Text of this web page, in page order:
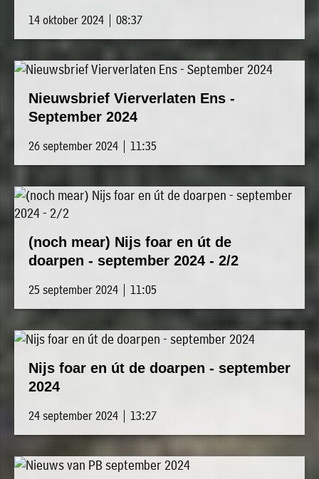
14 oktober 2024 | 08:37
Nieuwsbrief Vierverlaten Ens -
September 2024
26 september 2024 | 11:35
(noch mear) Nijs foar en út de
doarpen - september 2024 - 2/2
25 september 2024 | 11:05
Nijs foar en út de doarpen - september
2024
24 september 2024 | 13:27